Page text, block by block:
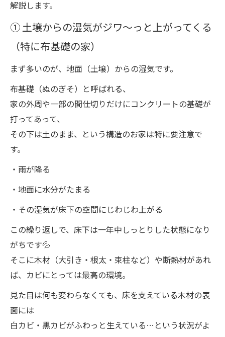
解説します。
① 土壌からの湿気がジワ〜っと上がってくる
（特に布基礎の家）
まず多いのが、地面（土壌）からの湿気です。
布基礎（ぬのぎそ）と呼ばれる、
家の外周や一部の間仕切りだけにコンクリートの基礎が
打ってあって、
その下は土のまま、という構造のお家は特に要注意で
す。
・雨が降る
・地面に水分がたまる
・その湿気が床下の空間にじわじわ上がる
この繰り返しで、床下は一年中しっとりした状態になり
がちです💦
そこに木材（大引き・根太・束柱など）や断熱材があれ
ば、カビにとっては最高の環境。
見た目は何も変わらなくても、床を支えている木材の表
面には
白カビ・黒カビがふわっと生えている…という状況がよ